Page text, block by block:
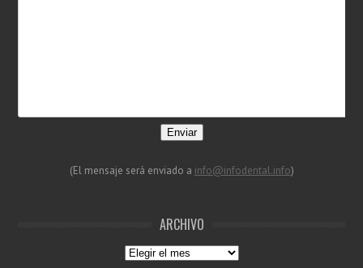
Enviar
(El mensaje será enviado a info@infodental.info)
ARCHIVO
Archivo